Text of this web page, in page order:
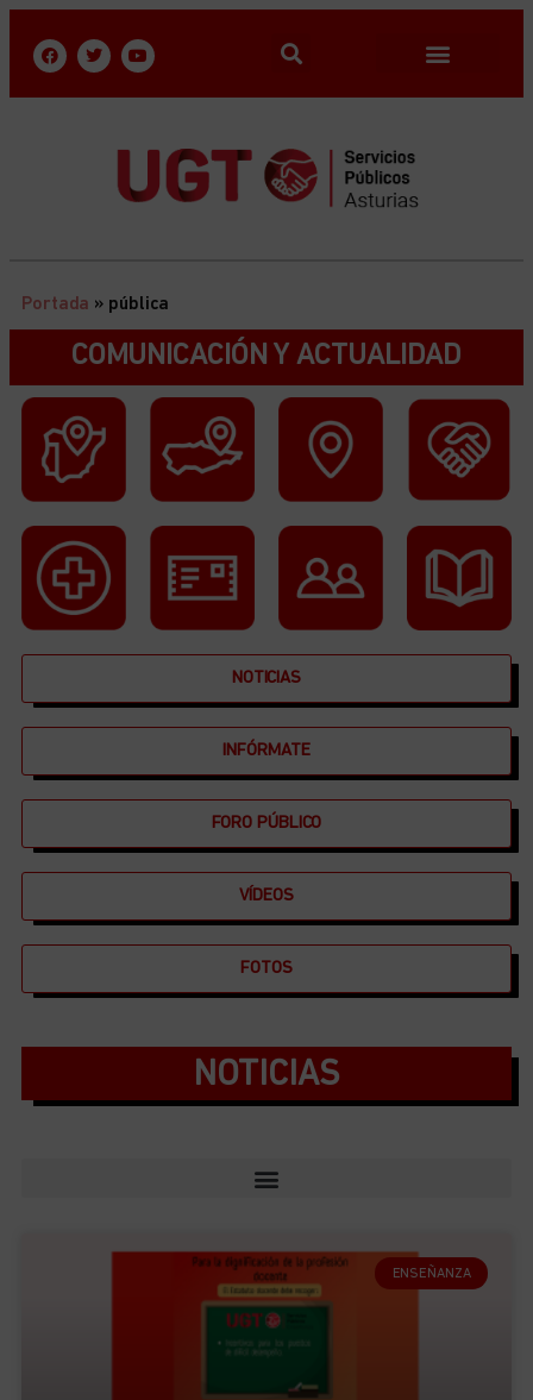
Portada » pública
COMUNICACIÓN Y ACTUALIDAD
NOTICIAS
INFÓRMATE
FORO PÚBLICO
VÍDEOS
FOTOS
NOTICIAS
ENSEÑANZA